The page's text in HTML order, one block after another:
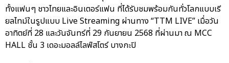
ทั้งแฟนๆ ชาวไทยและอินเตอร์แฟน ที่ได้รับชมพร้อมกันทั่วโลกแบบเรี
ยลไทม์ในรูปแบบ Live Streaming ผ่านทาง “TTM LIVE” เมื่อวัน
อาทิตย์ที่ 28 และวันจันทร์ที่ 29 กันยายน 2568 ที่ผ่านมา ณ MCC
HALL ชั้น 3 เดอะมอลล์ไลฟ์สโตร์ บางกะปิ